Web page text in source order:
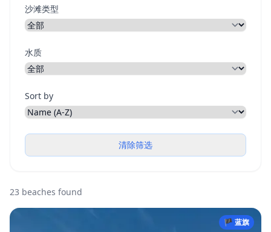
沙滩类型
水质
Sort by
清除筛选
23 beaches found
🏴 蓝旗